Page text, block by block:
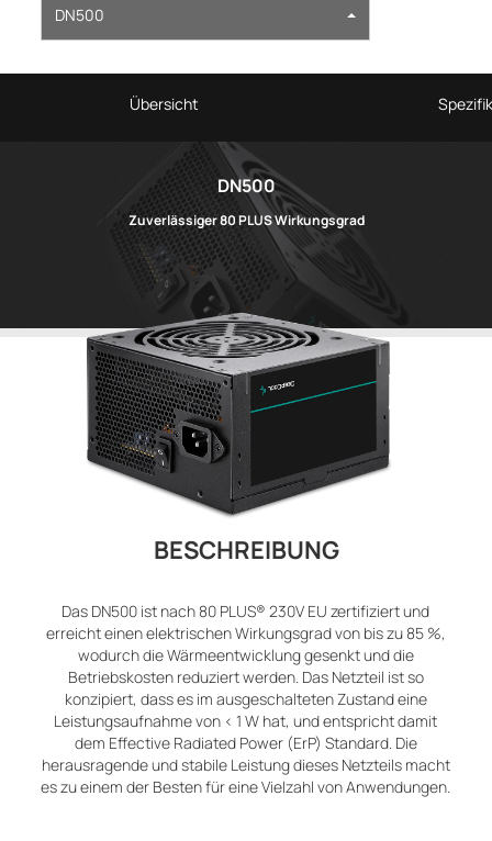
DN500
Übersicht
DN500
Zuverlässiger 80 PLUS Wirkungsgrad
BESCHREIBUNG
Das DN500 ist nach 80 PLUS® 230V EU zertifiziert und
erreicht einen elektrischen Wirkungsgrad von bis zu 85 %,
wodurch die Wärmeentwicklung gesenkt und die
Betriebskosten reduziert werden. Das Netzteil ist so
konzipiert, dass es im ausgeschalteten Zustand eine
Leistungsaufnahme von < 1 W hat, und entspricht damit
dem Effective Radiated Power (ErP) Standard. Die
herausragende und stabile Leistung dieses Netzteils macht
es zu einem der Besten für eine Vielzahl von Anwendungen.